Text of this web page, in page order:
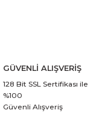
GÜVENLİ ALIŞVERİŞ
128 Bit SSL Sertifikası ile
%100
Güvenli Alışveriş